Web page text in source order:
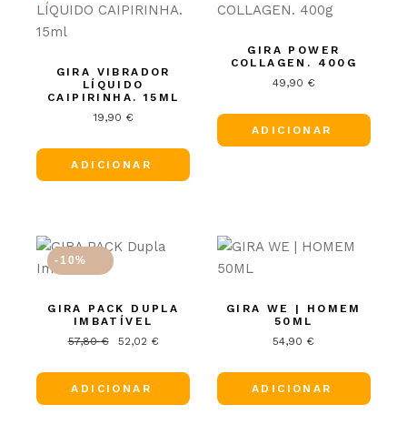
GIRA VIBRADOR
LÍQUIDO
CAIPIRINHA. 15ML
19,90 €
ADICIONAR
GIRA POWER
COLLAGEN. 400G
49,90 €
ADICIONAR
-10%
GIRA PACK DUPLA
IMBATÍVEL
57,80€
O
57,80 €.
52,02 €
O
52,02 €.
ADICIONAR
GIRA WE | HOMEM
50ML
54,90 €
ADICIONAR